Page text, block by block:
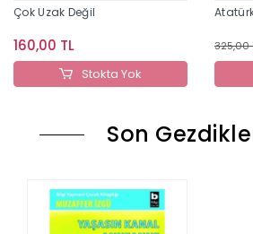
Çok Uzak Değil
160,00 TL
Stokta Yok
325,00
Son